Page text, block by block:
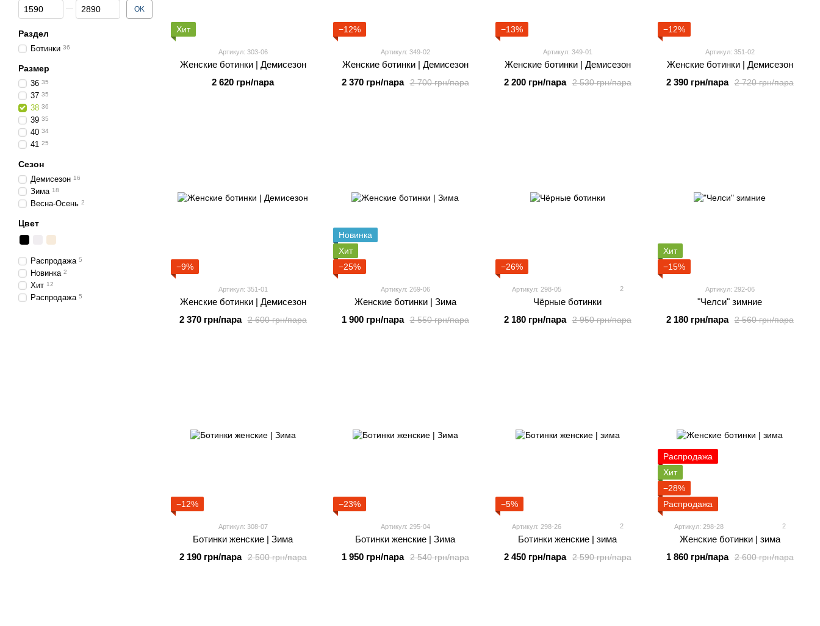
Хит
Артикул: 303-06
Женские ботинки | Демисезон
2 620 грн/пара
−12%
Артикул: 349-02
Женские ботинки | Демисезон
2 700 грн/пара
2 370 грн/пара
−13%
Артикул: 349-01
Женские ботинки | Демисезон
2 530 грн/пара
2 200 грн/пара
−12%
Артикул: 351-02
Женские ботинки | Демисезон
2 720 грн/пара
2 390 грн/пара
−9%
Артикул: 351-01
Женские ботинки | Демисезон
2 600 грн/пара
2 370 грн/пара
Новинка
Хит
−25%
Артикул: 269-06
Женские ботинки | Зима
2 550 грн/пара
1 900 грн/пара
−26%
Артикул: 298-05 2
Чёрные ботинки
2 950 грн/пара
2 180 грн/пара
Хит
−15%
Артикул: 292-06
"Челси" зимние
2 560 грн/пара
2 180 грн/пара
−12%
Артикул: 308-07
Ботинки женские | Зима
2 500 грн/пара
2 190 грн/пара
−23%
Артикул: 295-04
Ботинки женские | Зима
2 540 грн/пара
1 950 грн/пара
−5%
Артикул: 298-26 2
Ботинки женские | зима
2 590 грн/пара
2 450 грн/пара
Распродажа
Хит
−28%
Распродажа
Артикул: 298-28 2
Женские ботинки | зима
2 600 грн/пара
1 860 грн/пара
От Цена, грн
До Цена, грн OK
Раздел
Ботинки 36
Размер
36 35
37 35
38 36
39 35
40 34
41 25
Сезон
Демисезон 16
Зима 18
Весна-Осень 2
Цвет
Распродажа 5
Новинка 2
Хит 12
Распродажа 5